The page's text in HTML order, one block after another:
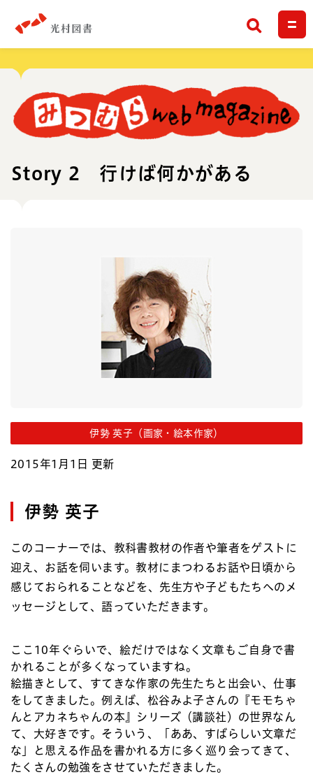
検索
Story 2 行けば何かがある
伊勢 英子（画家・絵本作家）
2015年1月1日 更新
伊勢 英子
このコーナーでは、教科書教材の作者や筆者をゲストに
迎え、お話を伺います。教材にまつわるお話や日頃から
感じておられることなどを、先生方や子どもたちへのメ
ッセージとして、語っていただきます。
ここ10年ぐらいで、絵だけではなく文章もご自身で書
かれることが多くなっていますね。
絵描きとして、すてきな作家の先生たちと出会い、仕事
をしてきました。例えば、松谷みよ子さんの『モモちゃ
んとアカネちゃんの本』シリーズ（講談社）の世界なん
て、大好きです。そういう、「ああ、すばらしい文章だ
な」と思える作品を書かれる方に多く巡り会ってきて、
たくさんの勉強をさせていただきました。